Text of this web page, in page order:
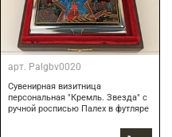
арт. Palgbv0020
Сувенирная визитница
персональная "Кремль. Звезда" с
ручной росписью Палех в футляре